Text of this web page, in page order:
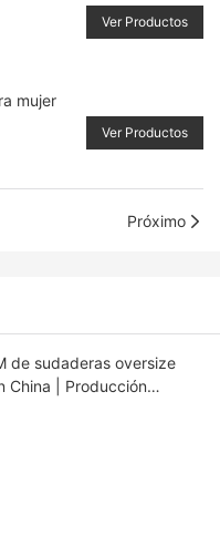
Ver Productos
mujer
Ver Productos
Próximo
de sudaderas oversize
China | Producción